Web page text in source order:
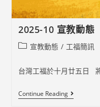
2025-10 宣教動態
Post宣教動態 / 工福簡訊
台灣工福於十月廿五日
Continue Reading2025-
10